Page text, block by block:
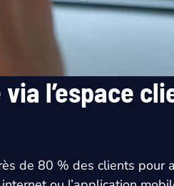
l’espace
de 80 % des clients pour